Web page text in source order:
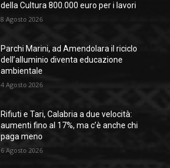
della Cultura 800.000 euro per i lavori
8 Agosto 2026
Parchi Marini, ad Amendolara il riciclo
dell’alluminio diventa educazione
ambientale
4 Agosto 2026
Rifiuti e Tari, Calabria a due velocità:
aumenti fino al 17%, ma c’è anche chi
paga meno
6 Agosto 2026